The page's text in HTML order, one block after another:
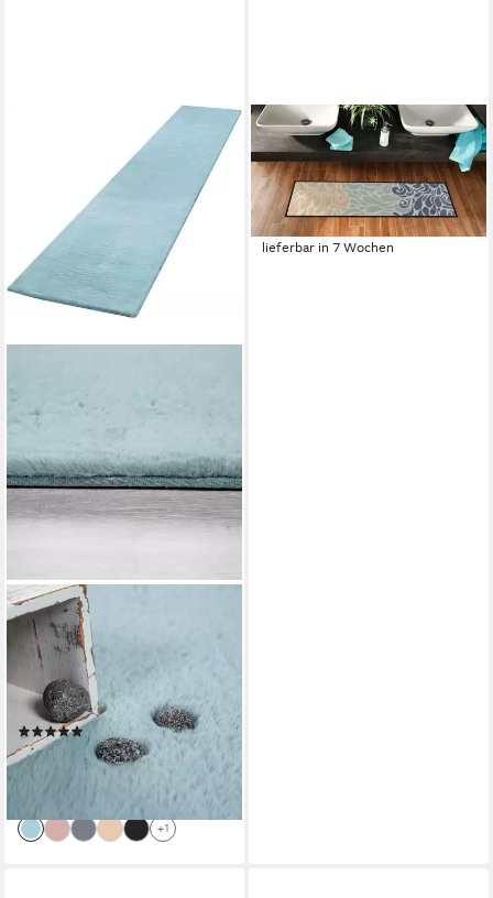
PACO HOME
Läufer Rabbit 780, rechteckig,
Höhe: 26 mm, Kunstfell,
Kaninchenfell-Haptik, ein
echter Kuschelteppich, Uni-
Farben
(1)
55,64 € UVP189,99 €
-71%
lieferbar - in 4-5 Werktagen bei dir
+1
SALONLOEWE
Läufer Läufer klein 30x100
Mingled Waves beach, Läufer
klein, Höhe: 300 mm
38,95 €
lieferbar in 7 Wochen